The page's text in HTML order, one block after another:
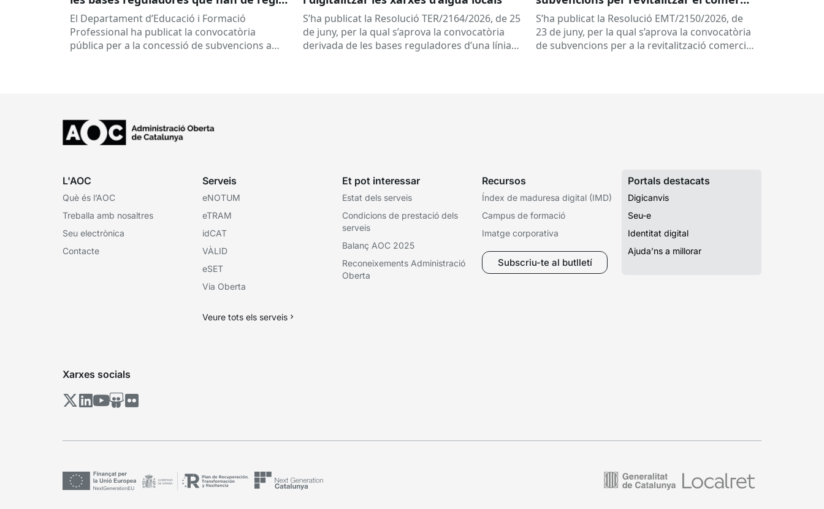
la concessió de subvencions a centres
educatius, per al desenvolupament de
programes de formació i inserció,
El Departament d’Educació i Formació
Professional ha publicat la convocatòria
pública per a la concessió de subvencions a
S’ha publicat la Resolució TER/2164/2026, de 25
de juny, per la qual s’aprova la convocatòria
derivada de les bases reguladores d’una línia
dels centres històrics i eixos comercials
de Catalunya
S’ha publicat la Resolució EMT/2150/2026, de
23 de juny, per la qual s’aprova la convocatòria
de subvencions per a la revitalització comercial
L'AOC
Què és l’AOC
Treballa amb nosaltres
Seu electrònica
Contacte
Serveis
eNOTUM
eTRAM
idCAT
VÀLID
eSET
Via Oberta
Veure tots els serveis
Et pot interessar
Estat dels serveis
Condicions de prestació dels
serveis
Balanç AOC 2025
Reconeixements Administració
Oberta
Recursos
Índex de maduresa digital (IMD)
Campus de formació
Imatge corporativa
Subscriu-te al butlletí
Portals destacats
Digicanvis
Seu-e
Identitat digital
Ajuda’ns a millorar
Xarxes socials